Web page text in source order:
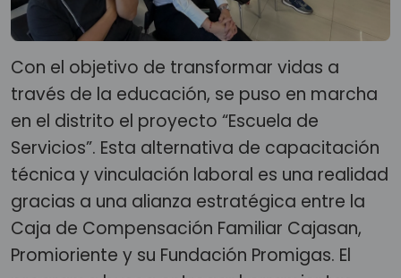
Con el objetivo de transformar vidas a
través de la educación, se puso en marcha
en el distrito el proyecto “Escuela de
Servicios”. Esta alternativa de capacitación
técnica y vinculación laboral es una realidad
gracias a una alianza estratégica entre la
Caja de Compensación Familiar Cajasan,
Promioriente y su Fundación Promigas. El